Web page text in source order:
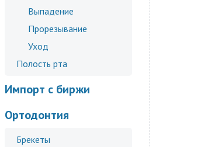
Выпадение
Прорезывание
Уход
Полость рта
Импорт с биржи
Ортодонтия
Брекеты